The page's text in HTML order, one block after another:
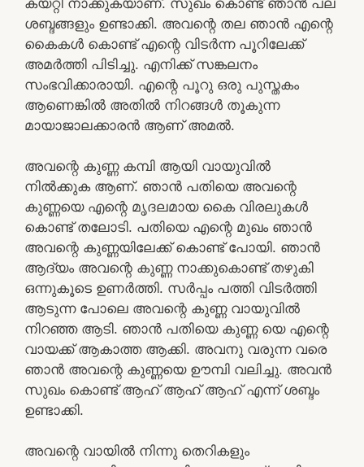
ശബ്ദങ്ങളും ഉണ്ടാക്കി. അവന്റെ തല ഞാൻ എന്റെ
കൈകൾ കൊണ്ട് എന്റെ വിടർന്ന പൂറിലേക്ക്
അമർത്തി പിടിച്ചു. എനിക്ക് സങ്കലനം
സംഭവിക്കാരായി. എന്റെ പൂറു ഒരു പുസ്തകം
ആണെങ്കിൽ അതിൽ നിറങ്ങൾ തൂകുന്ന
മായാജാലക്കാരൻ ആണ് അമൽ.
അവന്റെ കുണ്ണ കമ്പി ആയി വായുവിൽ
നിൽക്കുക ആണ്. ഞാൻ പതിയെ അവന്റെ
കുണ്ണയെ എന്റെ മൃദലമായ കൈ വിരലുകൾ
കൊണ്ട് തലോടി. പതിയെ എന്റെ മുഖം ഞാൻ
അവന്റെ കുണ്ണയിലേക്ക് കൊണ്ട് പോയി. ഞാൻ
ആദ്യം അവന്റെ കുണ്ണ നാക്കുകൊണ്ട് തഴുകി
ഒന്നുകൂടെ ഉണർത്തി. സർപ്പം പത്തി വിടർത്തി
ആടുന്ന പോലെ അവന്റെ കുണ്ണ വായുവിൽ
നിറഞ്ഞ ആടി. ഞാൻ പതിയെ കുണ്ണ യെ എന്റെ
വായക്ക് ആകാത്ത ആക്കി. അവനു വരുന്ന വരെ
ഞാൻ അവന്റെ കുണ്ണയെ ഊമ്പി വലിച്ചു. അവൻ
സുഖം കൊണ്ട് ആഹ് ആഹ് ആഹ് എന്ന് ശബ്ദം
ഉണ്ടാക്കി.
അവന്റെ വായിൽ നിന്നു തെറികളും